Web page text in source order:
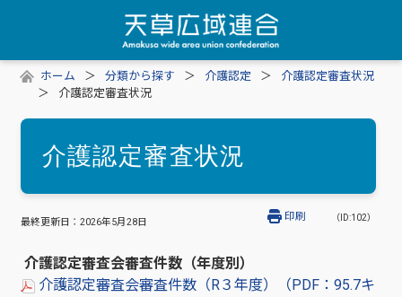
ホーム 分類から探す 介護認定
介護認定審査状況
介護認定審査状況
介護認定審査状況
最終更新日： 2026年5月28日 （ID:102）
印刷
介護認定審査会審査件数（年度別）
介護認定審査会審査件数（R３年度）（PDF：95.7キ